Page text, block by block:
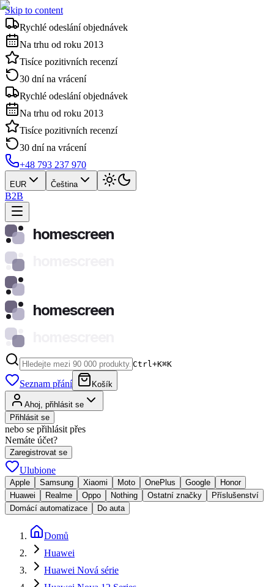
Skip to content
Rychlé odeslání objednávek
Na trhu od roku 2013
Tisíce pozitivních recenzí
30 dní na vrácení
Rychlé odeslání objednávek
Na trhu od roku 2013
Tisíce pozitivních recenzí
30 dní na vrácení
+48 793 237 970
EUR Čeština
B2B
homescreen
homescreen
Ctrl+K⌘K
Seznam přání Košík
Ahoj, přihlásit se
Přihlásit se
nebo se přihlásit přes
Nemáte účet?
Zaregistrovat se
Ulubione
Apple Samsung Xiaomi Moto OnePlus Google
Honor
Huawei
Realme Oppo Nothing Ostatní značky
Příslušenství
Domácí automatizace
Do auta
Domů
Huawei
Huawei Nová série